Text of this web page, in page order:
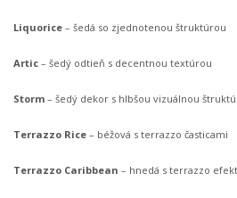
Liquorice – šedá so zjednotenou štruktúrou
Artic – šedý odtieň s decentnou textúrou
Storm – šedý dekor s hlbšou vizuálnou
Terrazzo Rice – béžová s terrazzo časticami
Terrazzo Caribbean – hnedá s terrazzo